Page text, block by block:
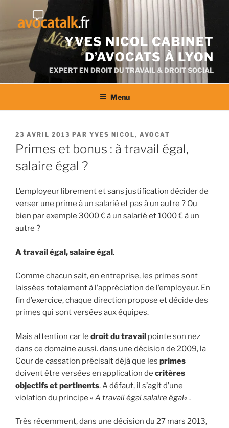
contenu
YVES NICOL CABINET
D’AVOCATS À LYON
EXPERT EN DROIT DU TRAVAIL & DROIT SOCIAL
Menu
PUBLIÉ
LE
23 AVRIL 2013 PAR YVES NICOL, AVOCAT
Primes et bonus : à travail égal,
salaire égal ?
L’employeur librement et sans justification décider de
verser une prime à un salarié et pas à un autre ? Ou
bien par exemple 3000 € à un salarié et 1000 € à un
autre ?
A travail égal, salaire égal.
Comme chacun sait, en entreprise, les primes sont
laissées totalement à l’appréciation de l’employeur. En
fin d’exercice, chaque direction propose et décide des
primes qui sont versées aux équipes.
Mais attention car le droit du travail pointe son nez
dans ce domaine aussi. dans une décision de 2009, la
Cour de cassation précisait déjà que les primes
doivent être versées en application de critères
objectifs et pertinents. A défaut, il s’agit d’une
violation du principe « A travail égal salaire égal« .
Très récemment, dans une décision du 27 mars 2013,